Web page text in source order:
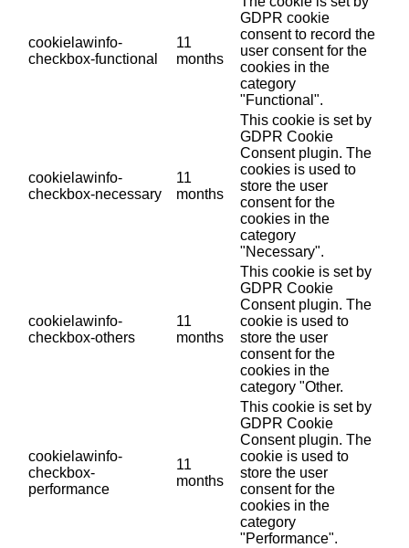
cookielawinfo-
checkbox-functional
11
months
GDPR cookie
consent to record the
user consent for the
cookies in the
category
"Functional".
cookielawinfo-
checkbox-necessary
11
months
This cookie is set by
GDPR Cookie
Consent plugin. The
cookies is used to
store the user
consent for the
cookies in the
category
"Necessary".
cookielawinfo-
checkbox-others
11
months
This cookie is set by
GDPR Cookie
Consent plugin. The
cookie is used to
store the user
consent for the
cookies in the
category "Other.
cookielawinfo-
checkbox-
performance
11
months
This cookie is set by
GDPR Cookie
Consent plugin. The
cookie is used to
store the user
consent for the
cookies in the
category
"Performance".